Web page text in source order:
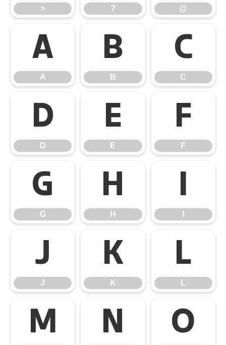
> ? @
A
A
B
B
C
C
D
D
E
E
F
F
G
G
H
H
I
J
J
K
K
L
L
M N O